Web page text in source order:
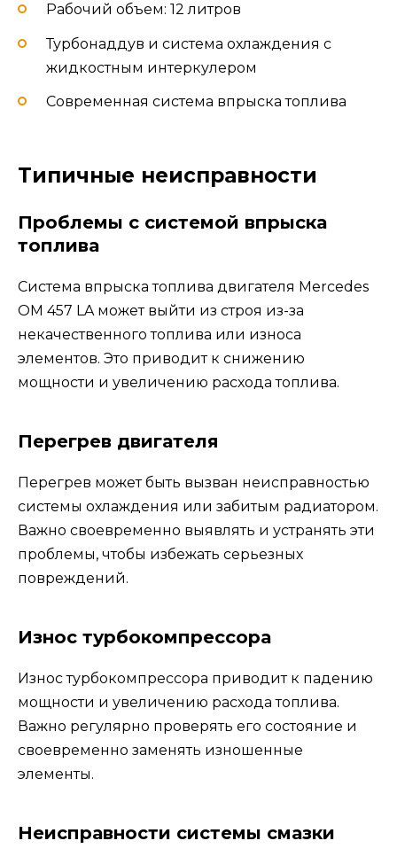
Рабочий объем: 12 литров
Турбонаддув и система охлаждения с
жидкостным интеркулером
Современная система впрыска топлива
Типичные неисправности
Проблемы с системой впрыска
топлива
Система впрыска топлива двигателя Mercedes
OM 457 LA может выйти из строя из-за
некачественного топлива или износа
элементов. Это приводит к снижению
мощности и увеличению расхода топлива.
Перегрев двигателя
Перегрев может быть вызван неисправностью
системы охлаждения или забитым радиатором.
Важно своевременно выявлять и устранять эти
проблемы, чтобы избежать серьезных
повреждений.
Износ турбокомпрессора
Износ турбокомпрессора приводит к падению
мощности и увеличению расхода топлива.
Важно регулярно проверять его состояние и
своевременно заменять изношенные
элементы.
Неисправности системы смазки